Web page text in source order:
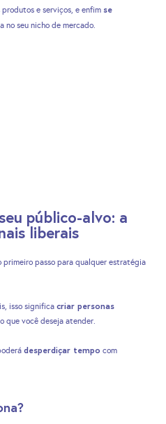
produtos e serviços, e enfim se
no seu nicho de mercado.
público-alvo: a
liberais
primeiro passo para qualquer estratégia
isso significa criar personas
que você deseja atender.
desperdiçar tempo com